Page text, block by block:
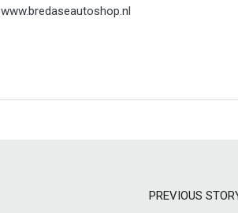
www.bredaseautoshop.nl
PREVIOUS